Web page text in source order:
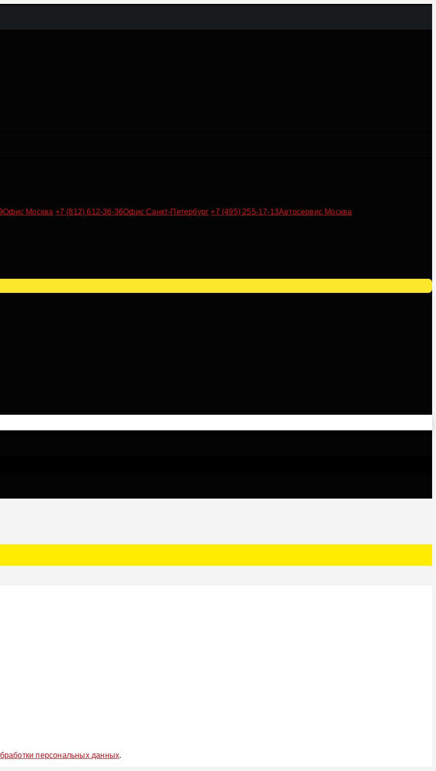
Офис Москва +7 (812) 612-36-36Офис Санкт-Петербург +7 (495) 255-17-13Автосервис Москва
персональных данных.